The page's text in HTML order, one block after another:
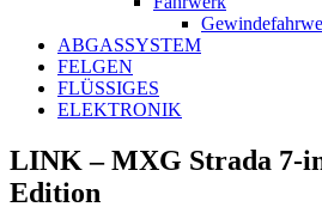
ABGASSYSTEM
FELGEN
FLÜSSIGES
ELEKTRONIK
LINK – MXG Strada 7-
Edition